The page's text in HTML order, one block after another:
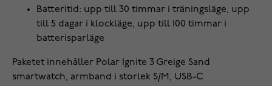
Batteritid: upp till 30 timmar i träningsläge, upp
till 5 dagar i klockläge, upp till 100 timmar i
batterisparläge
Paketet innehåller Polar Ignite 3 Greige Sand
smartwatch, armband i storlek S/M, USB-C